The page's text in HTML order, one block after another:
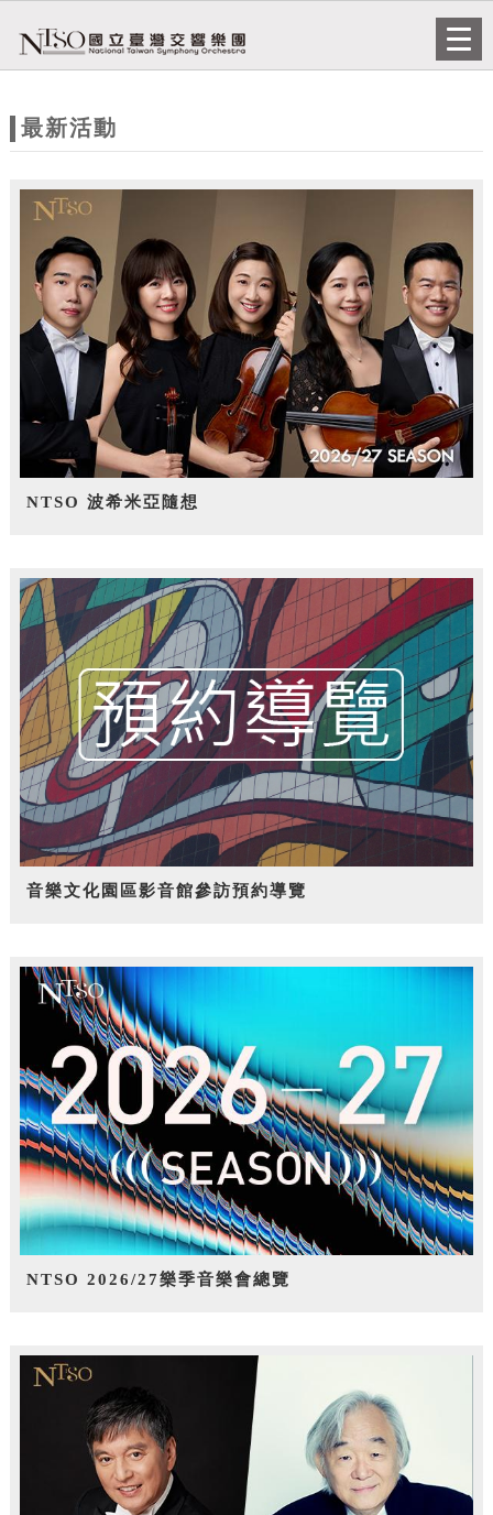
站
題
最新活動
NTSO 波希米亞隨想
音樂文化園區影音館參訪預約導覽
NTSO 2026/27樂季音樂會總覽